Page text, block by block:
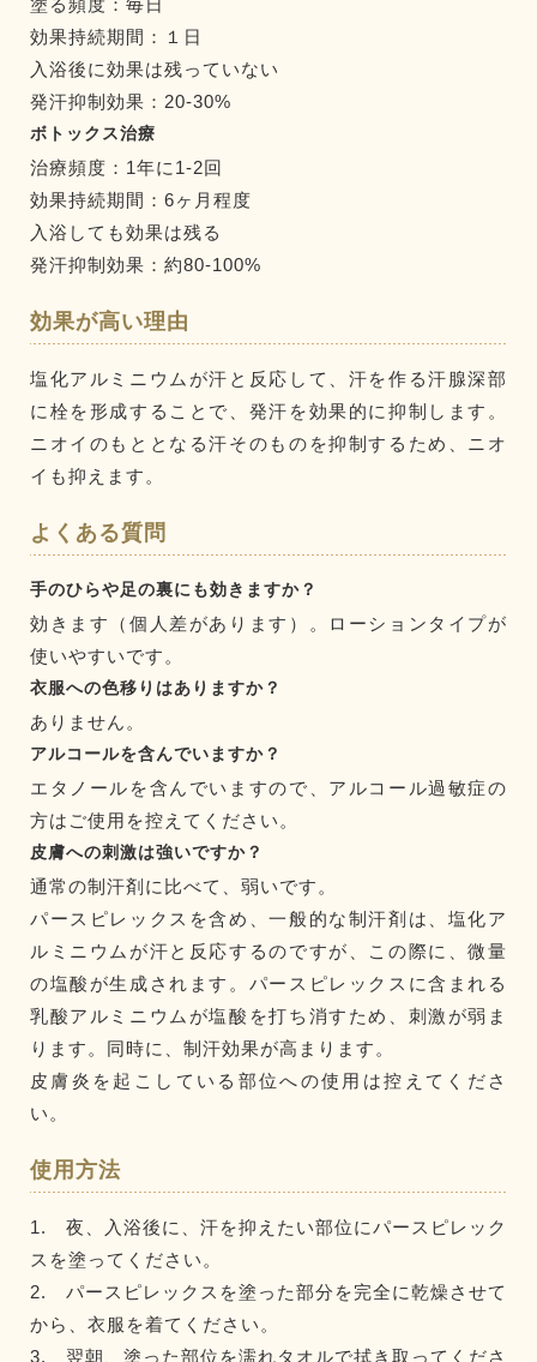
塗る頻度：毎日
効果持続期間：１日
入浴後に効果は残っていない
発汗抑制効果：20-30%
ボトックス治療
治療頻度：1年に1-2回
効果持続期間：6ヶ月程度
入浴しても効果は残る
発汗抑制効果：約80-100%
効果が高い理由
塩化アルミニウムが汗と反応して、汗を作る汗腺深部
に栓を形成することで、発汗を効果的に抑制します。
ニオイのもととなる汗そのものを抑制するため、ニオ
イも抑えます。
よくある質問
手のひらや足の裏にも効きますか？
効きます（個人差があります）。ローションタイプが
使いやすいです。
衣服への色移りはありますか？
ありません。
アルコールを含んでいますか？
エタノールを含んでいますので、アルコール過敏症の
方はご使用を控えてください。
皮膚への刺激は強いですか？
通常の制汗剤に比べて、弱いです。
パースピレックスを含め、一般的な制汗剤は、塩化ア
ルミニウムが汗と反応するのですが、この際に、微量
の塩酸が生成されます。パースピレックスに含まれる
乳酸アルミニウムが塩酸を打ち消すため、刺激が弱ま
ります。同時に、制汗効果が高まります。
皮膚炎を起こしている部位への使用は控えてくださ
い。
使用方法
1. 夜、入浴後に、汗を抑えたい部位にパースピレック
スを塗ってください。
2. パースピレックスを塗った部分を完全に乾燥させて
から、衣服を着てください。
3. 翌朝、塗った部位を濡れタオルで拭き取ってくださ